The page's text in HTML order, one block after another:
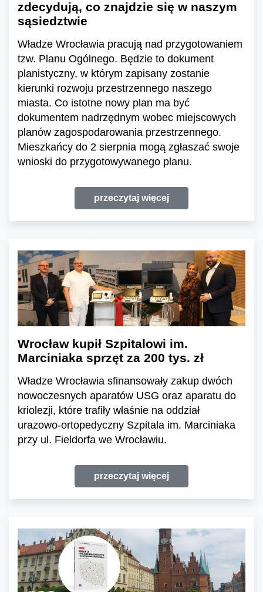
zdecydują, co znajdzie się w naszym
sąsiedztwie
Władze Wrocławia pracują nad przygotowaniem
tzw. Planu Ogólnego. Będzie to dokument
planistyczny, w którym zapisany zostanie
kierunki rozwoju przestrzennego naszego
miasta. Co istotne nowy plan ma być
dokumentem nadrzędnym wobec miejscowych
planów zagospodarowania przestrzennego.
Mieszkańcy do 2 sierpnia mogą zgłaszać swoje
wnioski do przygotowywanego planu.
przeczytaj więcej
Wrocław kupił Szpitalowi im.
Marciniaka sprzęt za 200 tys. zł
Władze Wrocławia sfinansowały zakup dwóch
nowoczesnych aparatów USG oraz aparatu do
kriolezji, które trafiły właśnie na oddział
urazowo-ortopedyczny Szpitala im. Marciniaka
przy ul. Fieldorfa we Wrocławiu.
przeczytaj więcej